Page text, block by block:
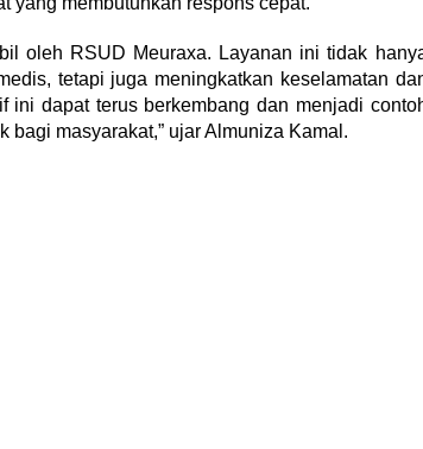
oleh RSUD Meuraxa. Layanan ini tidak
tetapi juga meningkatkan keselamatan
ini dapat terus berkembang dan menjadi
masyarakat,” ujar Almuniza Kamal.